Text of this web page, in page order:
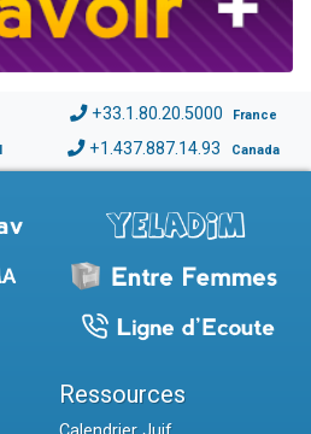
+33.1.80.20.5000 France
+1.437.887.14.93 Canada
Ressources